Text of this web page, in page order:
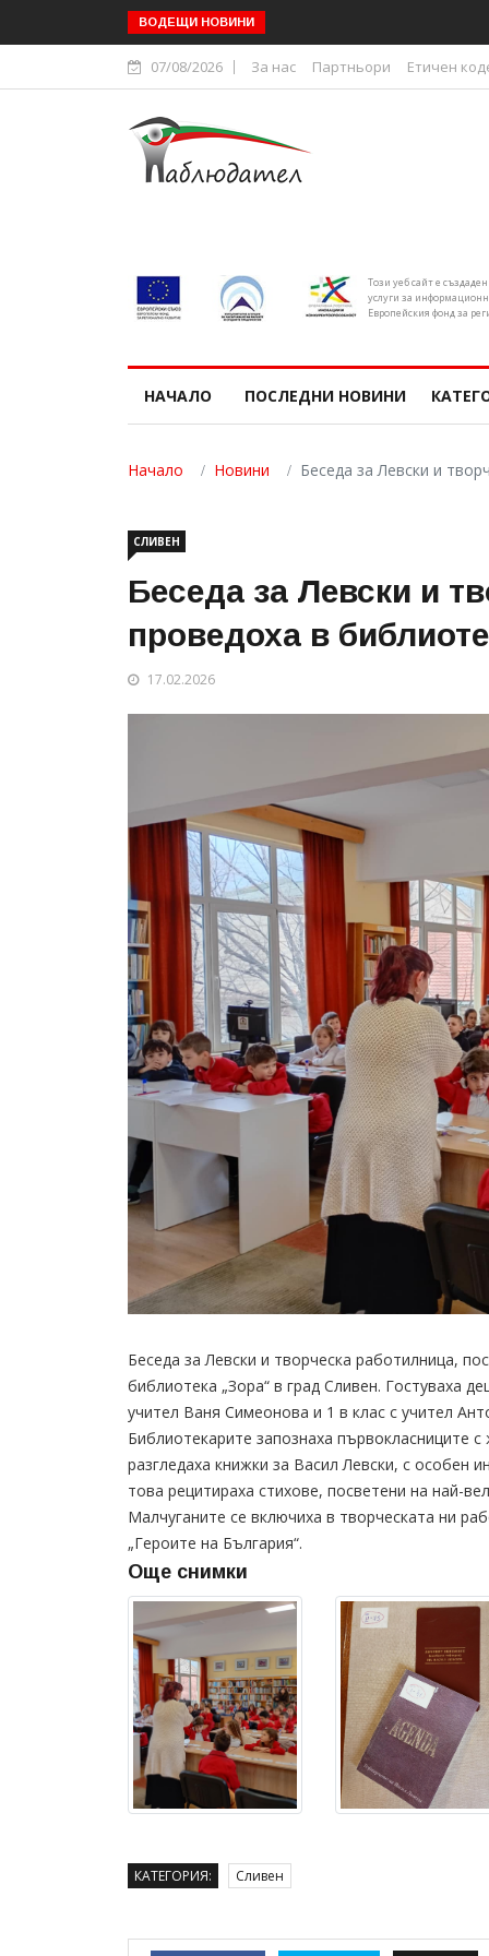
ВОДЕЩИ НОВИНИ
07/08/2026 За нас Партньори Етичен
Този уеб сайт е
услуги за
Европейския фонд за
НАЧАЛО ПОСЛЕДНИ НОВИНИ
Начало Новини Беседа за Левски и
СЛИВЕН
Беседа за Левски и
проведоха в
17.02.2026
Беседа за Левски и творческа работилница,
библиотека „Зора“ в град Сливен. Гостуваха
учител Ваня Симеонова и 1 в клас с учител
Библиотекарите запознаха първокласниците
разгледаха книжки за Васил Левски, с особен
това рецитираха стихове, посветени на най-
Малчуганите се включиха в творческата ни
„Героите на България“.
Още снимки
КАТЕГОРИЯ: Сливен